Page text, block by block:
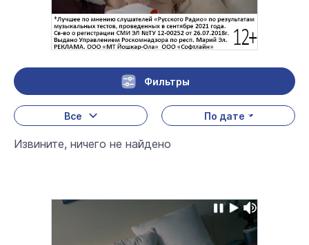
Фильтры
Все По дате
Извините, ничего не найдено